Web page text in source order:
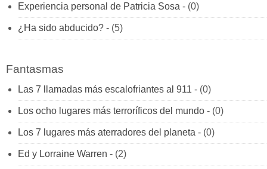
Experiencia personal de Patricia Sosa - (0)
¿Ha sido abducido? - (5)
Fantasmas
Las 7 llamadas más escalofriantes al 911 - (0)
Los ocho lugares más terroríficos del mundo - (0)
Los 7 lugares más aterradores del planeta - (0)
Ed y Lorraine Warren - (2)